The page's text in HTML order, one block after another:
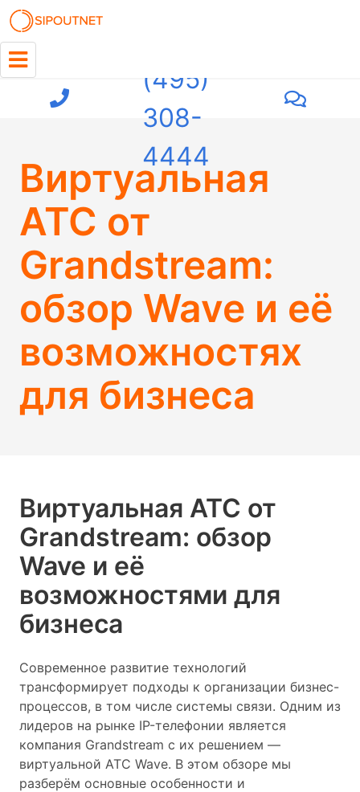
(495)
308-
4444
Виртуальная
АТС от
Grandstream:
обзор Wave и её
возможностях
для бизнеса
Виртуальная АТС от
Grandstream: обзор
Wave и её
возможностями для
бизнеса
Современное развитие технологий
трансформирует подходы к организации бизнес-
процессов, в том числе системы связи. Одним из
лидеров на рынке IP-телефонии является
компания Grandstream с их решением —
виртуальной АТС Wave. В этом обзоре мы
разберём основные особенности и